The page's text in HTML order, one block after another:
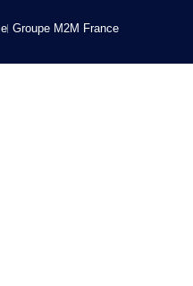
Groupe M2M France